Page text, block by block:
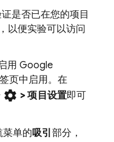
证是否已在您的项目
，以便实验可以访问
用 Google
页中启用。在
settings > 项目设置即可
菜单的吸引 部分，